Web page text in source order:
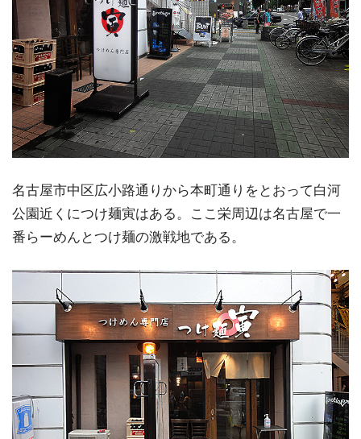
名古屋市中区広小路通りから本町通りをとおって白河
公園近くにつけ麺寅はある。ここ栄周辺は名古屋で一
番らーめんとつけ麺の激戦地である。